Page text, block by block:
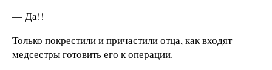
— Да!!
Только покрестили и причастили отца, как входят
медсестры готовить его к операции.